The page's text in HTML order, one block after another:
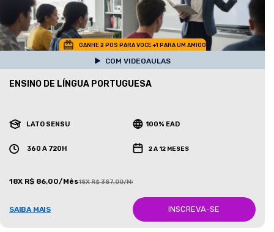
GANHE 2 POS PARA VOCE +1 PARA UM AMIGO
COM VIDEOAULAS
ENSINO DE LÍNGUA PORTUGUESA
LATO SENSU 100% EAD
360 A 720H 2 A 12 MESES
18X R$ 86,00/Mês18X R$ 387,00/Mês
SAIBA MAIS INSCREVA-SE